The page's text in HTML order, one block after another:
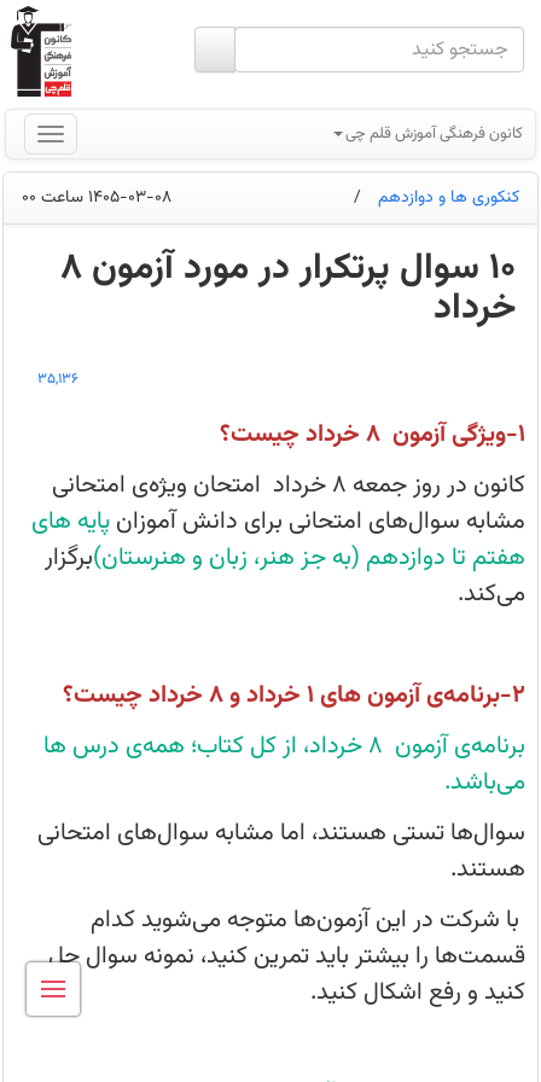
کانون فرهنگی آموزش قلم چی
کنکوری ها و دوازدهم / 1405-03-08 ساعت 00
10 سوال پرتکرار در مورد آزمون 8
خرداد
1خرداد
و
8
خرداد
دو
امتحان
ویژه‌ی
امتحانی
مشابه
سوال‌های
پایه‌های
هفتم
دوازدهم
35,136
1-ویژگی آزمون 8 خرداد چیست؟
کانون در روز جمعه ۸ خرداد امتحان ویژه‌ی امتحانی
مشابه سوال‌های امتحانی برای دانش آموزانپایه های
هفتم تا دوازدهم (به جز هنر، زبان و هنرستان)برگزار
می‌کند.
2-برنامه‌ی آزمون‌ های 1 خرداد و 8 خرداد چیست؟
برنامه‌ی آزمون‌ 8 خرداد، از کل کتاب؛ همه‌ی درس ها
می‌باشد.
سوال‌ها تستی هستند، اما مشابه سوال‌های امتحانی
هستند.
با شرکت در این آزمون‌ها متوجه می‌شوید کدام
قسمت‌ها را بیشتر باید تمرین کنید، نمونه سوال حل
کنید و رفع اشکال کنید.